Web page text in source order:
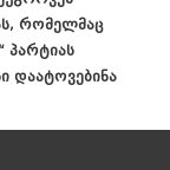
რომელმაც
პარტიას
დაატოვებინა